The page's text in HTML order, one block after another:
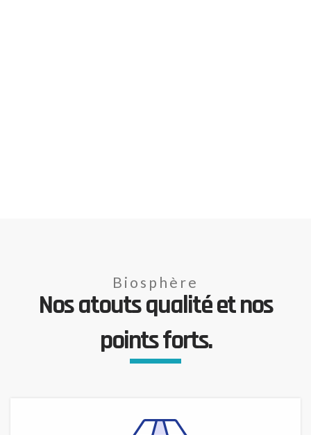
Biosphère
Nos atouts qualité et nos
points forts.